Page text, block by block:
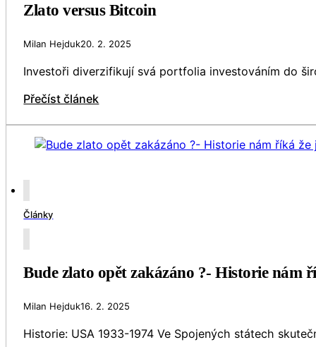
Zlato versus Bitcoin
Milan Hejduk20. 2. 2025
Investoři diverzifikují svá portfolia investováním do
Přečíst článek
Články
Bude zlato opět zakázáno ?- Historie nám
Milan Hejduk16. 2. 2025
Historie: USA 1933-1974 Ve Spojených státech